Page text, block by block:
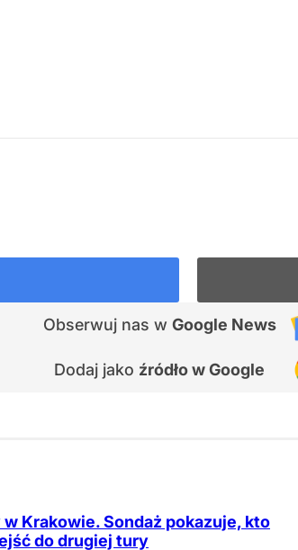
Obserwuj nas w Google News
Dodaj jako źródło w Google
Krakowie. Sondaż pokazuje, kto
do drugiej tury